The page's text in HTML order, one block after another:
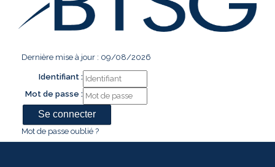
Dernière mise à jour : 09/08/2026
Identifiant :
Mot de passe :
Mot de passe oublié ?